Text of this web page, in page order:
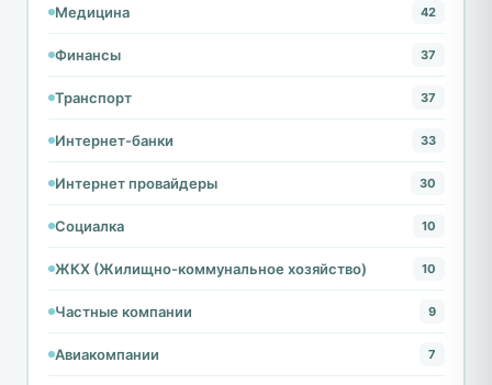
Медицина 42
Финансы 37
Транспорт 37
Интернет-банки 33
Интернет провайдеры 30
Социалка 10
ЖКХ (Жилищно-коммунальное хозяйство) 10
Частные компании 9
Авиакомпании 7